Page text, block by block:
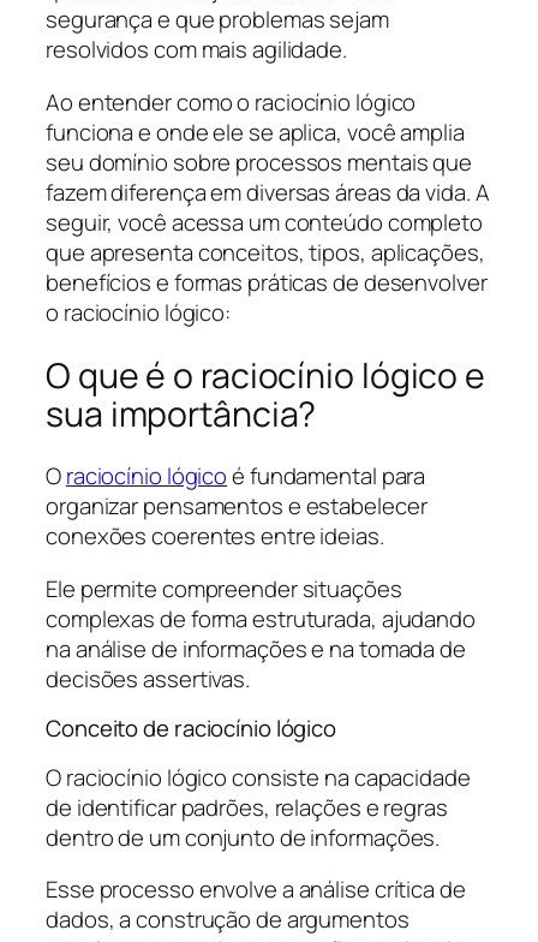
segurança e que problemas sejam
resolvidos com mais agilidade.
Ao entender como o raciocínio lógico
funciona e onde ele se aplica, você amplia
seu domínio sobre processos mentais que
fazem diferença em diversas áreas da vida. A
seguir, você acessa um conteúdo completo
que apresenta conceitos, tipos, aplicações,
benefícios e formas práticas de desenvolver
o raciocínio lógico:
O que é o raciocínio lógico e
sua importância?
Oraciocínio lógicoé fundamental para
organizar pensamentos e estabelecer
conexões coerentes entre ideias.
Ele permite compreender situações
complexas de forma estruturada, ajudando
na análise de informações e na tomada de
decisões assertivas.
Conceito de raciocínio lógico
O raciocínio lógico consiste na capacidade
de identificar padrões, relações e regras
dentro de um conjunto de informações.
Esse processo envolve a análise crítica de
dados, a construção de argumentos